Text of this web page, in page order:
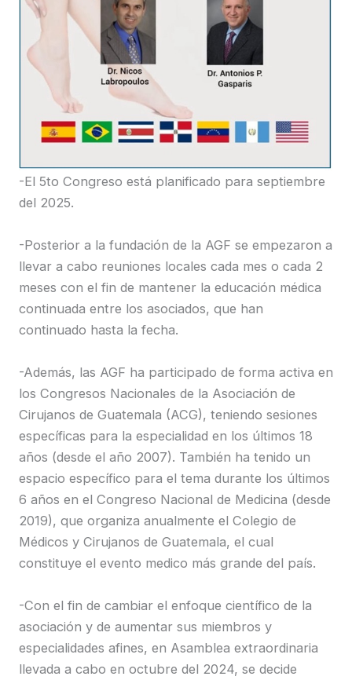
-El 5to Congreso está planificado para septiembre
del 2025.
-Posterior a la fundación de la AGF se empezaron a
llevar a cabo reuniones locales cada mes o cada 2
meses con el fin de mantener la educación médica
continuada entre los asociados, que han
continuado hasta la fecha.
-Además, las AGF ha participado de forma activa en
los Congresos Nacionales de la Asociación de
Cirujanos de Guatemala (ACG), teniendo sesiones
específicas para la especialidad en los últimos 18
años (desde el año 2007). También ha tenido un
espacio específico para el tema durante los últimos
6 años en el Congreso Nacional de Medicina (desde
2019), que organiza anualmente el Colegio de
Médicos y Cirujanos de Guatemala, el cual
constituye el evento medico más grande del país.
-Con el fin de cambiar el enfoque científico de la
asociación y de aumentar sus miembros y
especialidades afines, en Asamblea extraordinaria
llevada a cabo en octubre del 2024, se decide